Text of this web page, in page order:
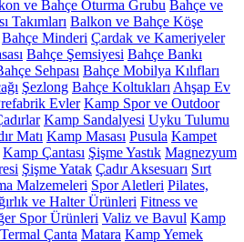
ve Bahçe Oturma Grubu Bahçe ve
Takımları Balkon ve Bahçe Köşe
Bahçe Minderi Çardak ve Kameriyeler
Bahçe Şemsiyesi Bahçe Bankı
Sehpası Bahçe Mobilya Kılıfları
Şezlong Bahçe Koltukları Ahşap Ev
Evler Kamp Spor ve Outdoor
Kamp Sandalyesi Uyku Tulumu
Matı Kamp Masası Pusula Kampet
Kamp Çantası Şişme Yastık Magnezyum
Şişme Yatak Çadır Aksesuarı Sırt
Malzemeleri Spor Aletleri Pilates,
ve Halter Ürünleri Fitness ve
Spor Ürünleri Valiz ve Bavul Kamp
Termal Çanta Matara Kamp Yemek